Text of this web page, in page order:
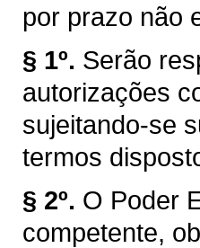
por prazo não
§ 1º. Serão
autorizações
sujeitando-se
termos
§ 2º. O Poder
competente,